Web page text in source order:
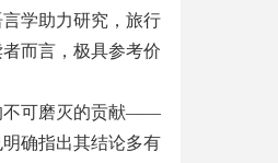
学助力研究，旅行
而言，极具参考价
不可磨灭的贡献——
确指出其结论多有